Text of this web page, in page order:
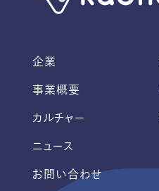
企業
事業概要
カルチャー
ニュース
お問い合わせ